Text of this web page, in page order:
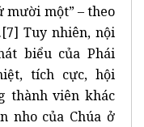
mười một” – theo
[7] Tuy nhiên, nội
biểu của Phái
tích cực, hội
thành viên khác
nho của Chúa ở